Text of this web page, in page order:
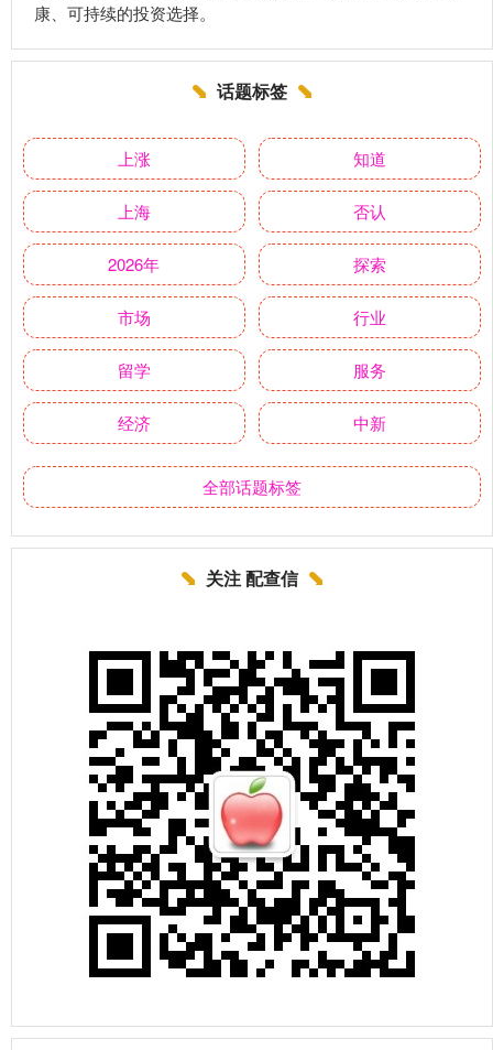
康、可持续的投资选择。
话题标签
上涨 知道
上海 否认
2026年 探索
市场 行业
留学 服务
经济 中新
全部话题标签
关注 配查信